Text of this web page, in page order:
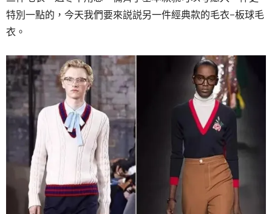
特別一點的，今天我們要來説説另一件經典款的毛衣–板球毛
衣。